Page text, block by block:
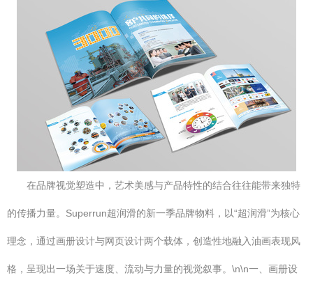
在品牌视觉塑造中，艺术美感与产品特性的结合往往能带来独特
的传播力量。Superrun超润滑的新一季品牌物料，以“超润滑”为核心
理念，通过画册设计与网页设计两个载体，创造性地融入油画表现风
格，呈现出一场关于速度、流动与力量的视觉叙事。\n\n一、画册设